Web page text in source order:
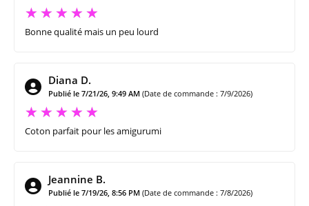
Bonne qualité mais un peu lourd
Diana D.
Publié le 7/21/26, 9:49 AM (Date de commande : 7/9/2026)
Coton parfait pour les amigurumi
Jeannine B.
Publié le 7/19/26, 8:56 PM (Date de commande : 7/8/2026)